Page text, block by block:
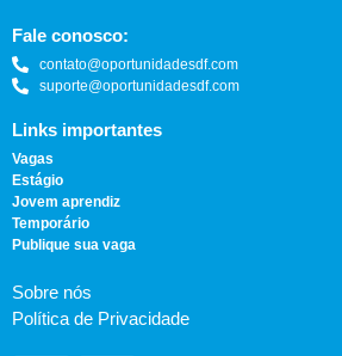
Fale conosco:
contato@oportunidadesdf.com
suporte@oportunidadesdf.com
Links importantes
Vagas
Estágio
Jovem aprendiz
Temporário
Publique sua vaga
Sobre nós
Política de Privacidade